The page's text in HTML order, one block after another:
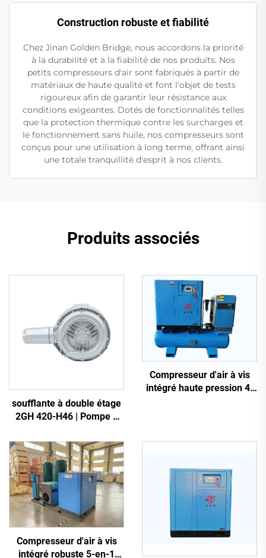
Construction robuste et fiabilité
Chez Jinan Golden Bridge, nous accordons la priorité
à la durabilité et à la fiabilité de nos produits. Nos
petits compresseurs d'air sont fabriqués à partir de
matériaux de haute qualité et font l'objet de tests
rigoureux afin de garantir leur résistance aux
conditions exigeantes. Dotés de fonctionnalités telles
que la protection thermique contre les surcharges et
le fonctionnement sans huile, nos compresseurs sont
conçus pour une utilisation à long terme, offrant ainsi
une totale tranquillité d'esprit à nos clients.
Produits associés
soufflante à double étage
2GH 420-H46 | Pompe à
triphasée
Compresseur d'air à vis
intégré haute pression 4-
Compresseur d'air à vis
intégré robuste 5-en-1